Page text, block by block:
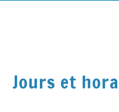
Jours et